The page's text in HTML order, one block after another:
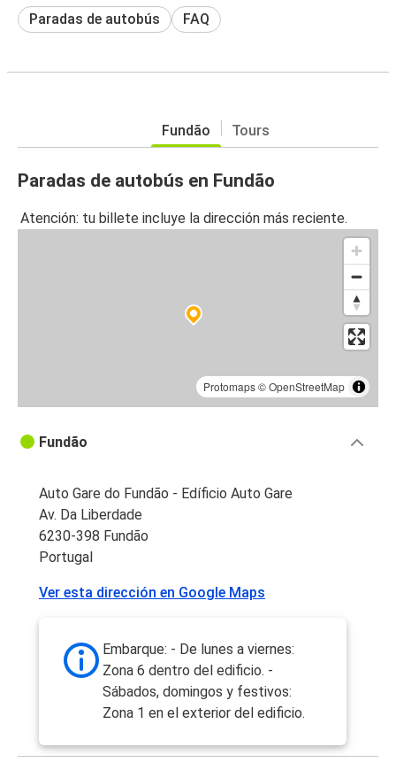
Paradas de autobús FAQ
Fundão Tours
Paradas de autobús en Fundão
Atención: tu billete incluye la dirección más reciente.
Protomaps©OpenStreetMap
Fundão
Auto Gare do Fundão - Edíficio Auto Gare
Av. Da Liberdade
6230-398 Fundão
Portugal
Ver esta dirección en Google Maps
Embarque: - De lunes a viernes:
Zona 6 dentro del edificio. -
Sábados, domingos y festivos:
Zona 1 en el exterior del edificio.